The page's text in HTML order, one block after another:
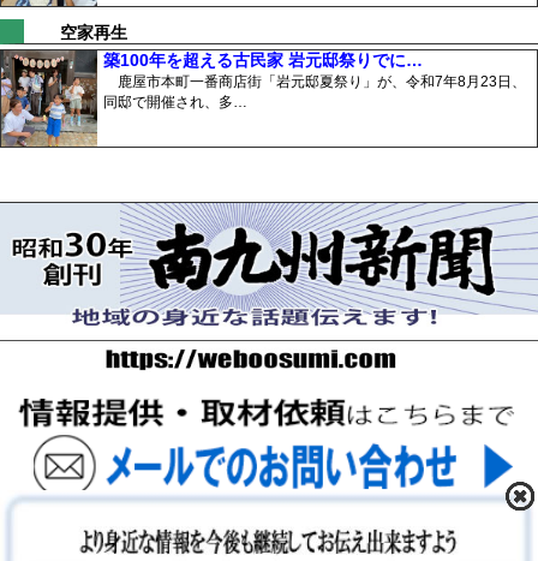
空家再生
築100年を超える古民家 岩元邸祭りでに…
鹿屋市本町一番商店街「岩元邸夏祭り」が、令和7年8月23日、
同邸で開催され、多…